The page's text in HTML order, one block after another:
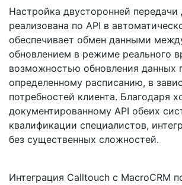
Настройка двусторонней передачи
реализована по API в
обеспечивает обмен данными
обновлением в режиме реального
возможностью обновления данных
определенному расписанию, в
потребностей клиента. Благодаря
документированному API обеих
квалификации специалистов,
без существенных сложностей.
Интеграция Calltouch с MacroCRM